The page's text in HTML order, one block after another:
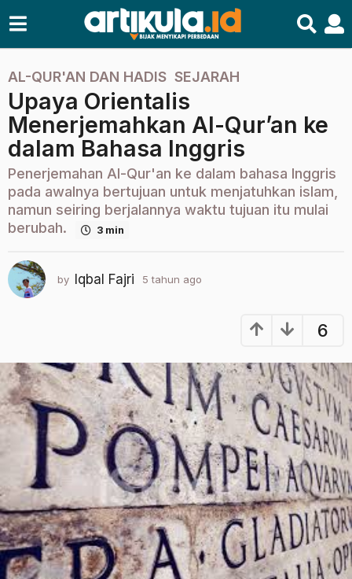
5
t
a
h
u
n
a
g
o
t
a
a
g
o
AL-QUR'AN DAN HADIS ,
SEJARAH
Upaya Orientalis
Menerjemahkan Al-Qur’an ke
dalam Bahasa Inggris
Penerjemahan Al-Qur'an ke dalam bahasa Inggris
pada awalnya bertujuan untuk menjatuhkan islam,
namun seiring berjalannya waktu tujuan itu mulai
berubah.
3 min
by Iqbal Fajri 5 tahun ago
a
g
o
6